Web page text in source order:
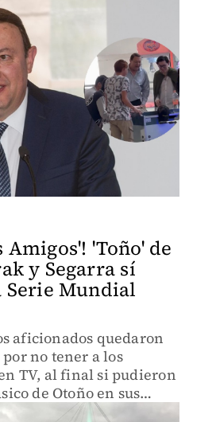
Amigos'! 'Toño' de
y Segarra sí
Mundial
aficionados quedaron
no tener a los
TV, al final si pudieron
de Otoño en sus